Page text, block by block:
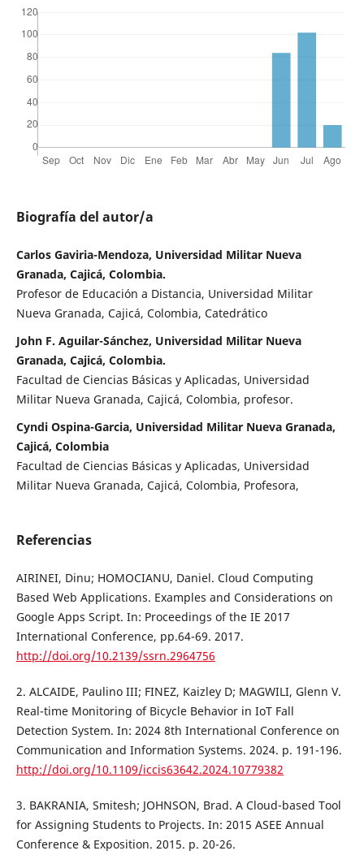
Biografía del autor/a
Carlos Gaviria-Mendoza, Universidad Militar Nueva
Granada, Cajicá, Colombia.
Profesor de Educación a Distancia, Universidad Militar
Nueva Granada, Cajicá, Colombia, Catedrático
John F. Aguilar-Sánchez, Universidad Militar Nueva
Granada, Cajicá, Colombia.
Facultad de Ciencias Básicas y Aplicadas, Universidad
Militar Nueva Granada, Cajicá, Colombia, profesor.
Cyndi Ospina-Garcia, Universidad Militar Nueva Granada,
Cajicá, Colombia
Facultad de Ciencias Básicas y Aplicadas, Universidad
Militar Nueva Granada, Cajicá, Colombia, Profesora,
Referencias
AIRINEI, Dinu; HOMOCIANU, Daniel. Cloud Computing
Based Web Applications. Examples and Considerations on
Google Apps Script. In: Proceedings of the IE 2017
International Conference, pp.64-69. 2017.
http://doi.org/10.2139/ssrn.2964756
2. ALCAIDE, Paulino III; FINEZ, Kaizley D; MAGWILI, Glenn V.
Real-time Monitoring of Bicycle Behavior in IoT Fall
Detection System. In: 2024 8th International Conference on
Communication and Information Systems. 2024. p. 191-196.
http://doi.org/10.1109/iccis63642.2024.10779382
3. BAKRANIA, Smitesh; JOHNSON, Brad. A Cloud-based Tool
for Assigning Students to Projects. In: 2015 ASEE Annual
Conference & Exposition. 2015. p. 20-26.